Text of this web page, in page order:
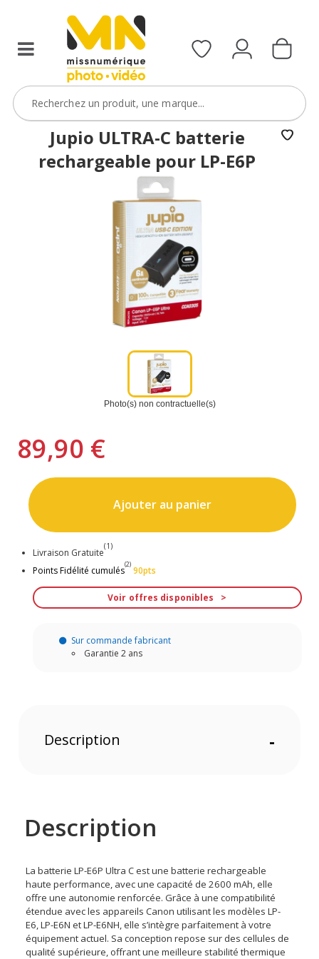
compact,
bridge
ou
étanche)
BoitierBatterie5
Jupio ULTRA-C batterie
rechargeable pour LP-E6P
Photo(s) non contractuelle(s)
89,90 €
Ajouter au panier
Livraison Gratuite
(1)
Points Fidélité cumulés
(2)
90pts
Voir offres disponibles
Sur commande fabricant
Garantie 2 ans
Description -
Description
La batterie LP-E6P Ultra C est une batterie rechargeable
haute performance, avec une capacité de 2600 mAh, elle
offre une autonomie renforcée. Grâce à une compatibilité
étendue avec les appareils Canon utilisant les modèles LP-
E6, LP-E6N et LP-E6NH, elle s’intègre parfaitement à votre
équipement actuel. Sa conception repose sur des cellules de
qualité supérieure, offrant une meilleure stabilité thermique